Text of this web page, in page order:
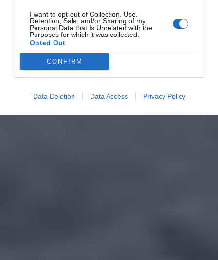
I want to opt-out of Collection, Use,
Retention, Sale, and/or Sharing of my
Personal Data that Is Unrelated with the
Purposes for which it was collected.
Opted Out
CONFIRM
Data Deletion Data Access Privacy Policy